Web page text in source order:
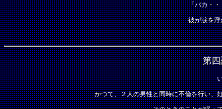
「バカ・
彼が涙を
第
かつて、２人の男性と同時に不倫を行い、